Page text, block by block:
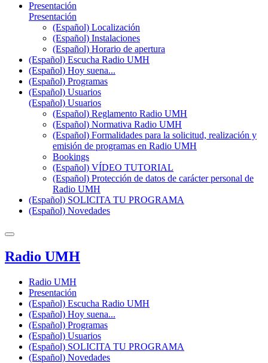
Presentación
Presentación
(Español) Localización
(Español) Instalaciones
(Español) Horario de apertura
(Español) Escucha Radio UMH
(Español) Hoy suena...
(Español) Programas
(Español) Usuarios
(Español) Usuarios
(Español) Reglamento Radio UMH
(Español) Normativa Radio UMH
(Español) Formalidades para la solicitud, realización y
emisión de programas en Radio UMH
Bookings
(Español) VÍDEO TUTORIAL
(Español) Protección de datos de carácter personal de
Radio UMH
(Español) SOLICITA TU PROGRAMA
(Español) Novedades
Radio UMH
Radio UMH
Presentación
(Español) Escucha Radio UMH
(Español) Hoy suena...
(Español) Programas
(Español) Usuarios
(Español) SOLICITA TU PROGRAMA
(Español) Novedades